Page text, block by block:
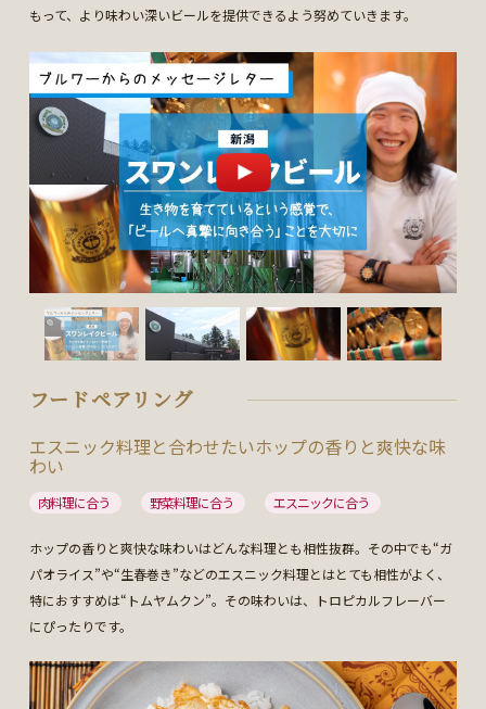
もって、より味わい深いビールを提供できるよう努めていきます。
フードペアリング
エスニック料理と合わせたいホップの香りと爽快な味
わい
肉料理に合う 野菜料理に合う エスニックに合う
ホップの香りと爽快な味わいはどんな料理とも相性抜群。その中でも“ガ
パオライス”や“生春巻き”などのエスニック料理とはとても相性がよく、
特におすすめは“トムヤムクン”。その味わいは、トロピカルフレーバー
にぴったりです。